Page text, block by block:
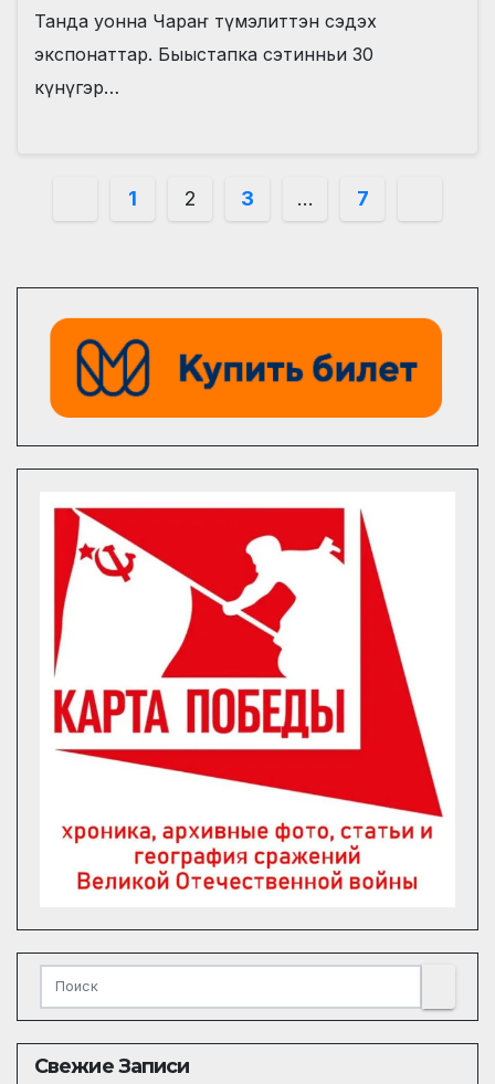
Танда уонна Чараҥ түмэлиттэн сэдэх
экспонаттар. Быыстапка сэтинньи 30
күнүгэр…
Пагинация
1 2 3 … 7
Свежие Записи